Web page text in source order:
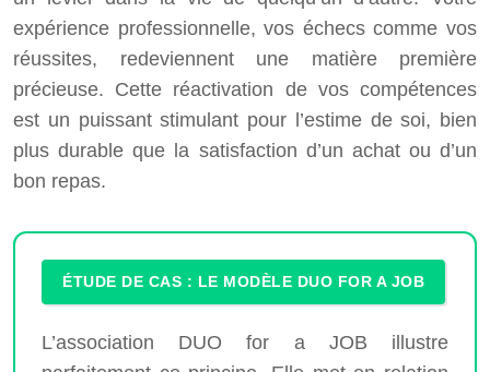
expérience professionnelle, vos échecs comme vos
réussites, redeviennent une matière première
précieuse. Cette réactivation de vos compétences
est un puissant stimulant pour l’estime de soi, bien
plus durable que la satisfaction d’un achat ou d’un
bon repas.
ÉTUDE DE CAS : LE MODÈLE DUO FOR A JOB
L’association DUO for a JOB illustre